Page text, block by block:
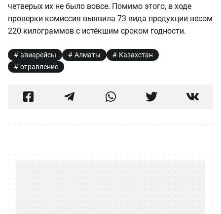
четверых их не было вовсе. Помимо этого, в ходе
проверки комиссия выявила 73 вида продукции весом
220 килограммов с истёкшим сроком годности.
авиарейсы Алматы
Казахстан
отравление